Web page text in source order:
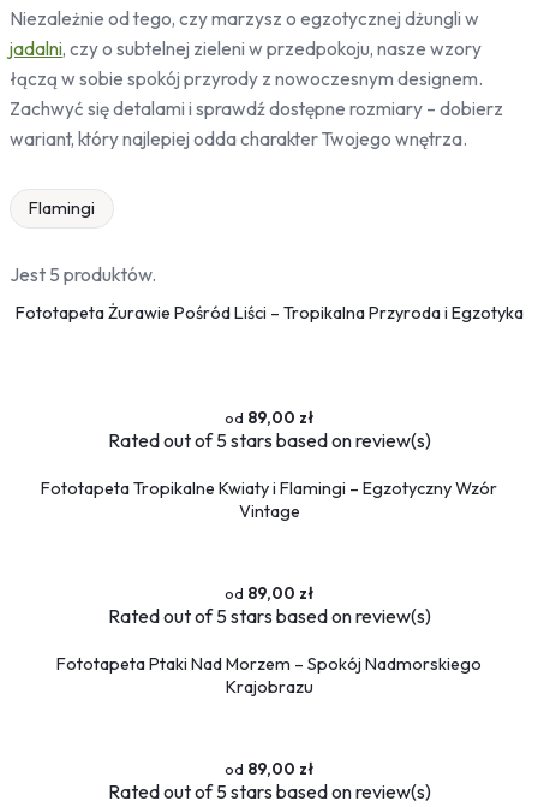
Natura
Liście
Rośliny
Bambus
Drzewa
Niebo
Słońce
Jedzenie
Owoce
Ciężarówki
Samochody
Niezależnie od tego, czy marzysz o egzotycznej dżungli w
jadalni, czy o subtelnej zieleni w przedpokoju, nasze wzory
łączą w sobie spokój przyrody z nowoczesnym designem.
Zachwyć się detalami i sprawdź dostępne rozmiary – dobierz
wariant, który najlepiej odda charakter Twojego wnętrza.
Flamingi
Jest 5 produktów.
Fototapeta Żurawie Pośród Liści – Tropikalna Przyroda i Egzotyka
89,00 zł
Ratedout of 5 stars based onreview(s)
Fototapeta Tropikalne Kwiaty i Flamingi – Egzotyczny Wzór
Vintage
89,00 zł
Ratedout of 5 stars based onreview(s)
Fototapeta Ptaki Nad Morzem – Spokój Nadmorskiego
Krajobrazu
89,00 zł
Ratedout of 5 stars based onreview(s)